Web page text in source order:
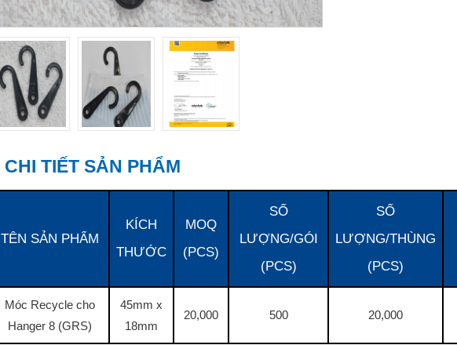
CHI TIẾT SẢN PHẨM
TÊN SẢN PHẨM
KÍCH
THƯỚC
MOQ
(PCS)
SỐ
LƯỢNG/GÓI
(PCS)
SỐ
LƯỢNG/THÙNG
(PCS)
Móc Recycle cho
Hanger 8 (GRS)
45mm x
18mm
20,000 500 20,000